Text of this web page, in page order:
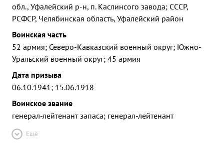
обл., Уфалейский р-н, п. Каслинсого завода; СССР,
РСФСР, Челябинская область, Уфалейский район
Воинская часть
52 армия; Северо-Кавказский военный округ; Южно-
Уральский военный округ; 45 армия
Дата призыва
06.10.1941; 15.06.1918
Воинское звание
генерал-лейтенант запаса; генерал-лейтенант
Ещё